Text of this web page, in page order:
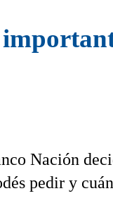
Nación
pedir y